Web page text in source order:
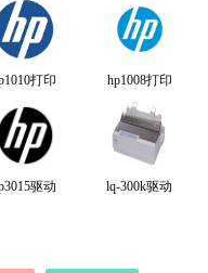
打印
hp1008打印
机驱动官方
版
驱动
lq-300k驱动